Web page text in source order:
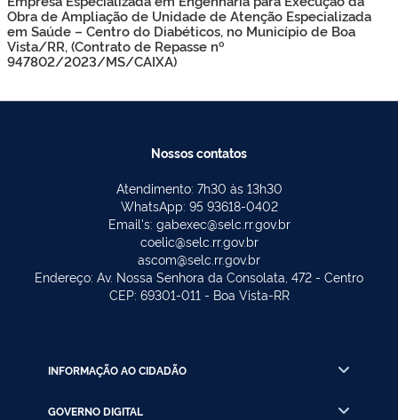
Obra de Ampliação de Unidade de Atenção Especializada
em Saúde – Centro do Diabéticos, no Município de Boa
Vista/RR, (Contrato de Repasse nº
947802/2023/MS/CAIXA)
Nossos contatos
Atendimento: 7h30 às 13h30
WhatsApp: 95 93618-0402
Email's: gabexec@selc.rr.gov.br
coelic@selc.rr.gov.br
ascom@selc.rr.gov.br
Endereço: Av. Nossa Senhora da Consolata, 472 - Centro
CEP: 69301-011 - Boa Vista-RR
INFORMAÇÃO AO CIDADÃO
GOVERNO DIGITAL